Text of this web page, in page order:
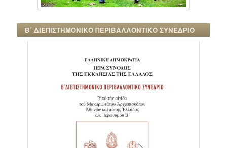
Β΄ ΔΙΕΠΙΣΤΗΜΟΝΙΚΟ ΠΕΡΙΒΑΛΛΟΝΤΙΚΟ ΣΥΝΕΔΡΙΟ